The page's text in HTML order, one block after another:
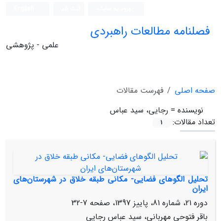
فصلنامه مطالعات راهبردی
علمی - پژوهشی
صفحه اصلی
فهرست مقالات
نویسنده = رجایی، سید عباس
تعداد مقالات:
1
تحلیل الگوهای فضایی- مکانی طبقه خلاق در شهرستان‌های
ایران
دوره 21، شماره 81، پاییز 1397، صفحه
7-32
باقر فتوحی مهربانی، سید عباس رجایی